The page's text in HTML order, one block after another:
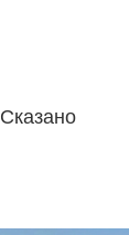
Сказано